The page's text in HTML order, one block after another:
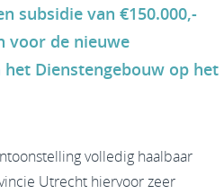
subsidie van €150.000,-
voor de nieuwe
Dienstengebouw op het
volledig haalbaar
Utrecht hiervoor zeer